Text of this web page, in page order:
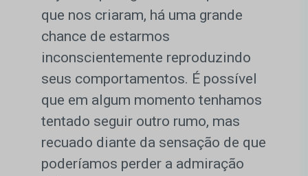
que nos criaram, há uma grande
chance de estarmos
inconscientemente reproduzindo
seus comportamentos. É possível
que em algum momento tenhamos
tentado seguir outro rumo, mas
recuado diante da sensação de que
poderíamos perder a admiração